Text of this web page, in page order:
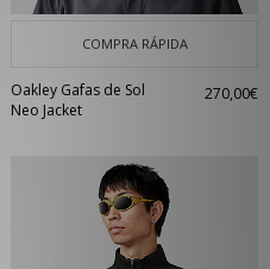
COMPRA RÁPIDA
Oakley Gafas de Sol
Neo Jacket
270,00€